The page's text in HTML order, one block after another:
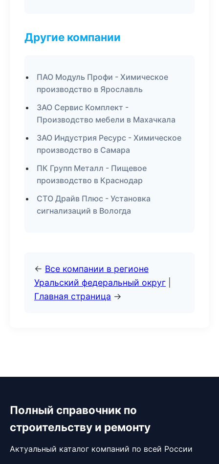
Другие компании
ПАО Модуль Профи - Химическое
производство в Ярославль
ЗАО Сервис Комплект -
Производство мебели в Махачкала
ЗАО Индустрия Ресурс - Химическое
производство в Самара
ПК Групп Металл - Пищевое
производство в Краснодар
СТО Драйв Плюс - Установка
сигнализаций в Вологда
← Все компании в регионе
Уральский федеральный округ
Главная страница →
Полный справочник по
строительству и ремонту
Актуальный каталог компаний по всей России